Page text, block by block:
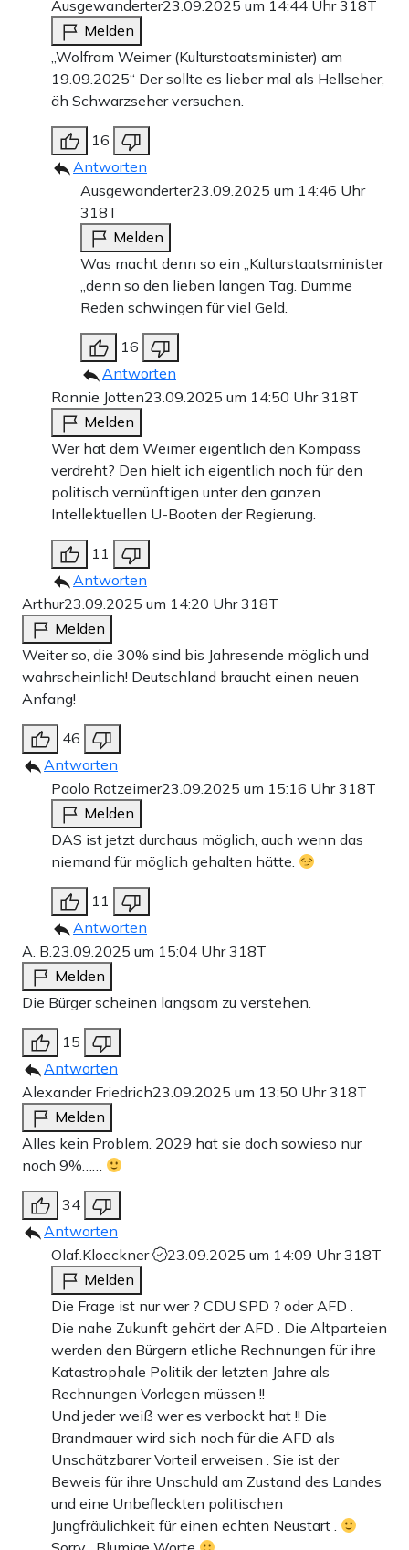
Ausgewanderter23.09.2025 um 14:44 Uhr318T
Melden
„Wolfram Weimer (Kulturstaatsminister) am
19.09.2025“ Der sollte es lieber mal als Hellseher,
äh Schwarzseher versuchen.
16
Antworten
Ausgewanderter23.09.2025 um 14:46 Uhr
318T
Melden
Was macht denn so ein „Kulturstaatsminister
„denn so den lieben langen Tag. Dumme
Reden schwingen für viel Geld.
16
Antworten
Ronnie Jotten23.09.2025 um 14:50 Uhr318T
Melden
Wer hat dem Weimer eigentlich den Kompass
verdreht? Den hielt ich eigentlich noch für den
politisch vernünftigen unter den ganzen
Intellektuellen U-Booten der Regierung.
11
Antworten
Arthur23.09.2025 um 14:20 Uhr318T
Melden
Weiter so, die 30% sind bis Jahresende möglich und
wahrscheinlich! Deutschland braucht einen neuen
Anfang!
46
Antworten
Paolo Rotzeimer23.09.2025 um 15:16 Uhr318T
Melden
DAS ist jetzt durchaus möglich, auch wenn das
niemand für möglich gehalten hätte.
11
Antworten
A. B.23.09.2025 um 15:04 Uhr318T
Melden
Die Bürger scheinen langsam zu verstehen.
15
Antworten
Alexander Friedrich23.09.2025 um 13:50 Uhr318T
Melden
Alles kein Problem. 2029 hat sie doch sowieso nur
noch 9%……
34
Antworten
Olaf.Kloeckner
23.09.2025 um 14:09 Uhr318T
Melden
Die Frage ist nur wer ? CDU SPD ? oder AFD .
Die nahe Zukunft gehört der AFD . Die Altparteien
werden den Bürgern etliche Rechnungen für ihre
Katastrophale Politik der letzten Jahre als
Rechnungen Vorlegen müssen !!
Und jeder weiß wer es verbockt hat !! Die
Brandmauer wird sich noch für die AFD als
Unschätzbarer Vorteil erweisen . Sie ist der
Beweis für ihre Unschuld am Zustand des Landes
und eine Unbefleckten politischen
Jungfräulichkeit für einen echten Neustart .